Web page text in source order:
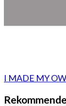
I MADE MY